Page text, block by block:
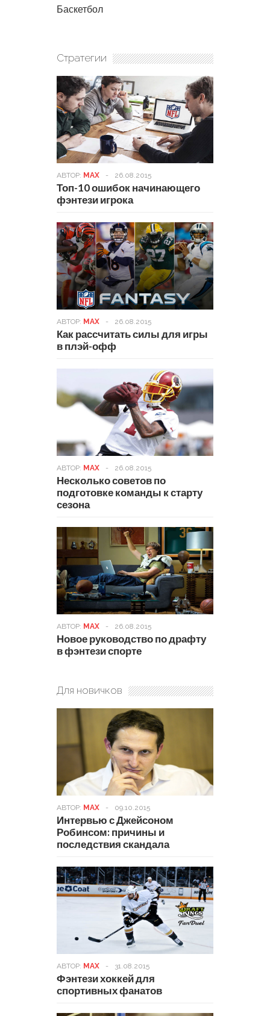
Баскетбол
Стратегии
АВТОР: MAX - 26.08.2015
Топ-10 ошибок начинающего
фэнтези игрока
АВТОР: MAX - 26.08.2015
Как рассчитать силы для игры
в плэй-офф
АВТОР: MAX - 26.08.2015
Несколько советов по
подготовке команды к старту
сезона
АВТОР: MAX - 26.08.2015
Новое руководство по драфту
в фэнтези спорте
Для новичков
АВТОР: MAX - 09.10.2015
Интервью с Джейсоном
Робинсом: причины и
последствия скандала
АВТОР: MAX - 31.08.2015
Фэнтези хоккей для
спортивных фанатов